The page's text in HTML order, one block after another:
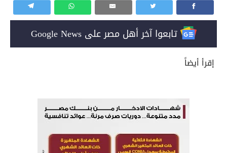
تابعوا آخر أهل مصر على Google News
إقرأ أيضاً